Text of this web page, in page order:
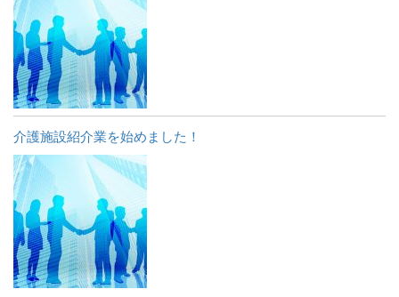
介護施設紹介業を始めました！